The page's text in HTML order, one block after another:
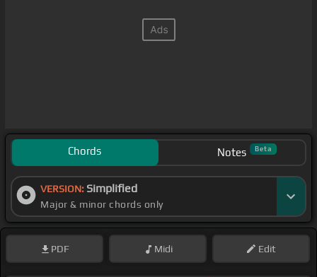
Chords Notes Beta
VERSION: Simplified
Major & minor chords only
PDF Midi Edit